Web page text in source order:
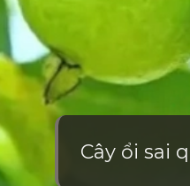
Cây ổi sai